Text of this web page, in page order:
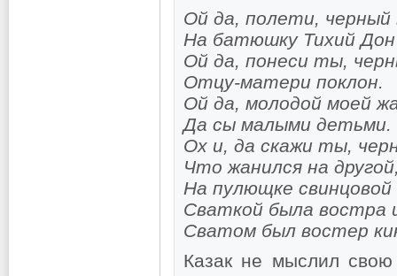
Ой да, полети, черный
На батюшку Тихий Дон
Ой да, понеси ты,
Отцу-матери поклон.
Ой да, молодой моей
Да сы малыми детьми.
Ох и, да скажи ты,
Что жанился на
На пулющке свинцовой
Сваткой была востра
Сватом был востер
Казак не мыслил